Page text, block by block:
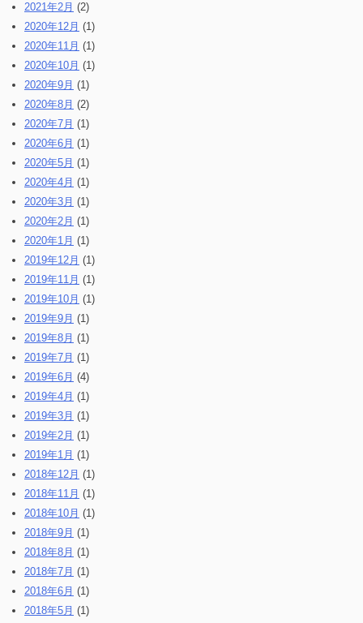
2021年2月 (2)
2020年12月 (1)
2020年11月 (1)
2020年10月 (1)
2020年9月 (1)
2020年8月 (2)
2020年7月 (1)
2020年6月 (1)
2020年5月 (1)
2020年4月 (1)
2020年3月 (1)
2020年2月 (1)
2020年1月 (1)
2019年12月 (1)
2019年11月 (1)
2019年10月 (1)
2019年9月 (1)
2019年8月 (1)
2019年7月 (1)
2019年6月 (4)
2019年4月 (1)
2019年3月 (1)
2019年2月 (1)
2019年1月 (1)
2018年12月 (1)
2018年11月 (1)
2018年10月 (1)
2018年9月 (1)
2018年8月 (1)
2018年7月 (1)
2018年6月 (1)
2018年5月 (1)